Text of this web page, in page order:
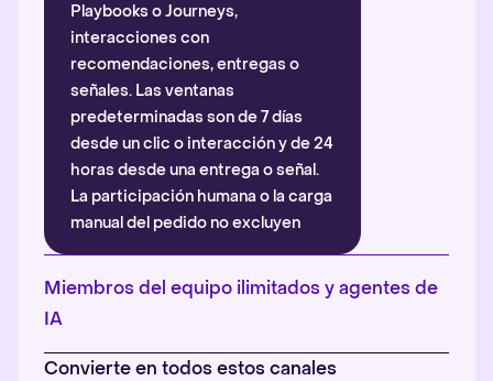
Playbooks o Journeys,
interacciones con
recomendaciones, entregas o
señales. Las ventanas
predeterminadas son de 7 días
desde un clic o interacción y de 24
horas desde una entrega o señal.
La participación humana o la carga
manual del pedido no excluyen
automáticamente la atribución.
Más información
Miembros del equipo ilimitados y agentes de
IA
Convierte en todos estos canales